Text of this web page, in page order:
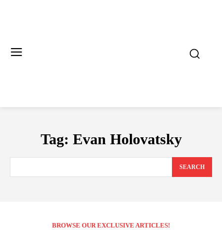
Tag: Evan Holovatsky
SEARCH
BROWSE OUR EXCLUSIVE ARTICLES!